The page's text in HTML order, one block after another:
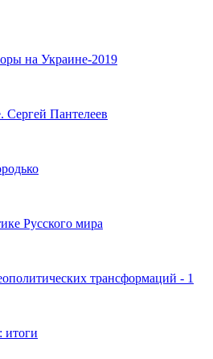
на Украине-2019
Пантелеев
Русского мира
трансформаций - 1